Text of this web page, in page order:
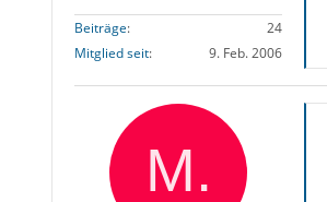
Beiträge
24
Mitglied seit
9. Feb. 2006